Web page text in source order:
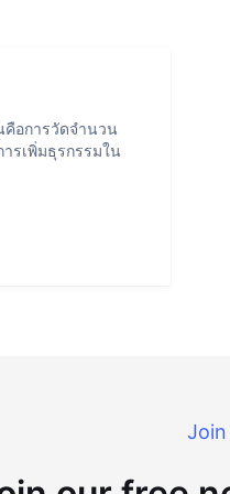
คือการวัดจำนวน
รเพิ่มธุรกรรมใน